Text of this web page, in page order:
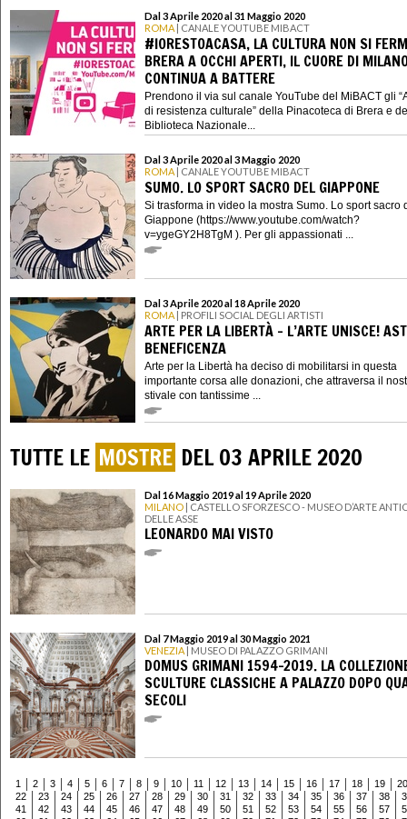
Dal 3 Aprile 2020 al 31 Maggio 2020
ROMA | CANALE YOUTUBE MIBACT
#IORESTOACASA, LA CULTURA NON SI
BRERA A OCCHI APERTI, IL CUORE DI
CONTINUA A BATTERE
Prendono il via sul canale YouTube del MiBACT gli
di resistenza culturale” della Pinacoteca di Brera e
Biblioteca Nazionale...
Dal 3 Aprile 2020 al 3 Maggio 2020
ROMA | CANALE YOUTUBE MIBACT
SUMO. LO SPORT SACRO DEL GIAPPONE
Si trasforma in video la mostra Sumo. Lo sport sacro
Giappone (https://www.youtube.com/watch?
v=ygeGY2H8TgM ). Per gli appassionati ...
Dal 3 Aprile 2020 al 18 Aprile 2020
ROMA | PROFILI SOCIAL DEGLI ARTISTI
ARTE PER LA LIBERTÀ - L’ARTE UNISCE!
BENEFICENZA
Arte per la Libertà ha deciso di mobilitarsi in questa
importante corsa alle donazioni, che attraversa il
stivale con tantissime ...
TUTTE LE MOSTRE DEL 03 APRILE 2020
Dal 16 Maggio 2019 al 19 Aprile 2020
MILANO | CASTELLO SFORZESCO - MUSEO D’ARTE
DELLE ASSE
LEONARDO MAI VISTO
Dal 7 Maggio 2019 al 30 Maggio 2021
VENEZIA | MUSEO DI PALAZZO GRIMANI
DOMUS GRIMANI 1594-2019. LA
SCULTURE CLASSICHE A PALAZZO DOPO
SECOLI
1 2 3 4 5 6 7 8 9 10 11 12 13 14 15 16 17 18 19
20
22
23 24 25 26 27 28 29 30 31 32 33 34 35 36 37 38
41
42 43 44 45 46 47 48 49 50 51 52 53 54 55 56 57